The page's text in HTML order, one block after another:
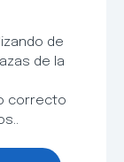
de
de la
correcto